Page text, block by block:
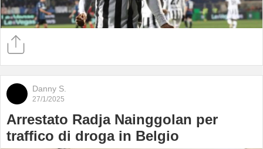
Danny S.
27/1/2025
Arrestato Radja Nainggolan per
traffico di droga in Belgio